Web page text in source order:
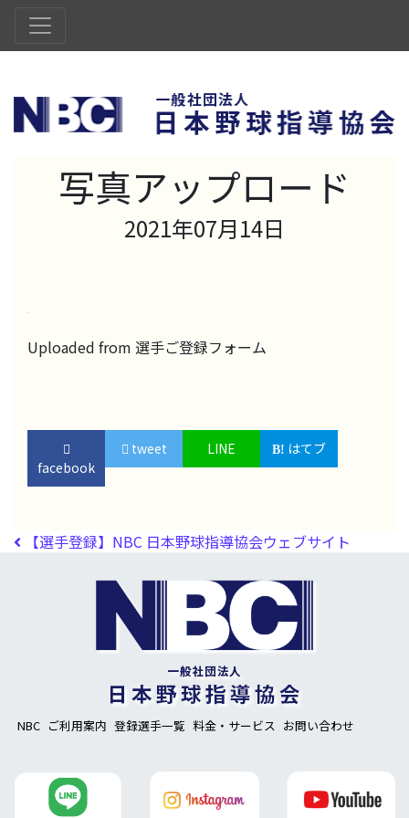
写真アップロード
2021年07月14日
Uploaded from 選手ご登録フォーム
facebook
tweet LINE はてブ
投稿ナビゲーション
【選手登録】NBC 日本野球指導協会ウェブサイト
NBC ご利用案内 登録選手一覧 料金・サービス お問い合わせ